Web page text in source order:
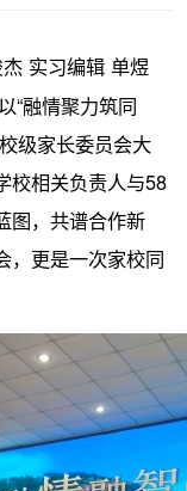
实习编辑 单煜
“融情聚力筑同
级家长委员会大
校相关负责人与58
图，共谱合作新
，更是一次家校同